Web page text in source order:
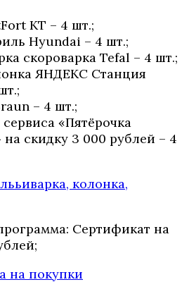
KT – 4 шт.;
Hyundai – 4 шт.;
скороварка Tefal – 4 шт.;
ЯНДЕКС Станция
– 4 шт.;
«Пятёрочка
на скидку 3 000 рублей – 4
Сертификат на